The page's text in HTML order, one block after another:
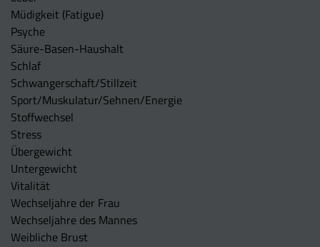
Müdigkeit (Fatigue)
Psyche
Säure-Basen-Haushalt
Schlaf
Schwangerschaft/Stillzeit
Sport/Muskulatur/Sehnen/Energie
Stoffwechsel
Stress
Übergewicht
Untergewicht
Vitalität
Wechseljahre der Frau
Wechseljahre des Mannes
Weibliche Brust